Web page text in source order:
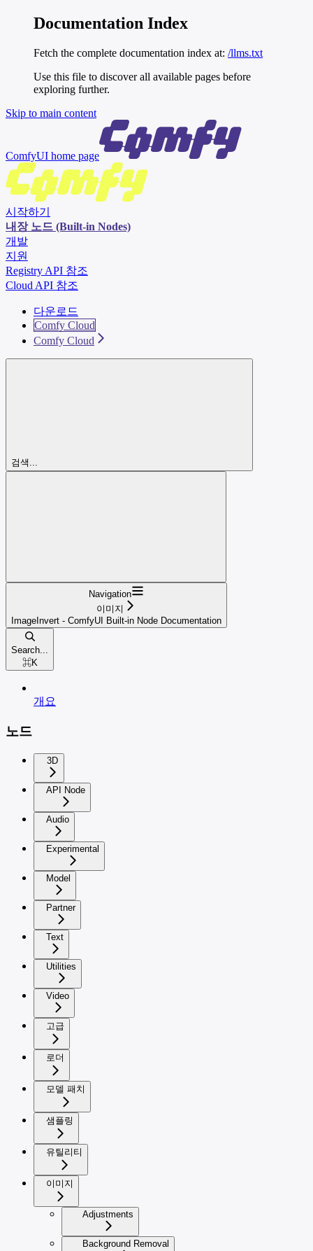
Documentation Index
Fetch the complete documentation index at: /llms.txt
Use this file to discover all available pages before
exploring further.
Skip to main content
ComfyUI home page
시작하기
내장 노드 (Built-in Nodes)
개발
지원
Registry API 참조
Cloud API 참조
다운로드
Comfy Cloud
Comfy Cloud
검색...
Navigation
이미지
ImageInvert - ComfyUI Built-in Node Documentation
Search...
⌘K
개요
노드
3D
API Node
Audio
Experimental
Model
Partner
Text
Utilities
Video
고급
로더
모델 패치
샘플링
유틸리티
이미지
Adjustments
Background Removal